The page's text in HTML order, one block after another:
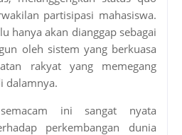
partisipasi mahasiswa.
hanya akan dianggap sebagai
oleh sistem yang berkuasa
rakyat yang memegang
dalamnya.
ini sangat nyata
perkembangan dunia